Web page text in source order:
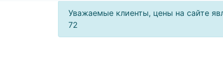
Уважаемые клиенты, цены на сайте
72